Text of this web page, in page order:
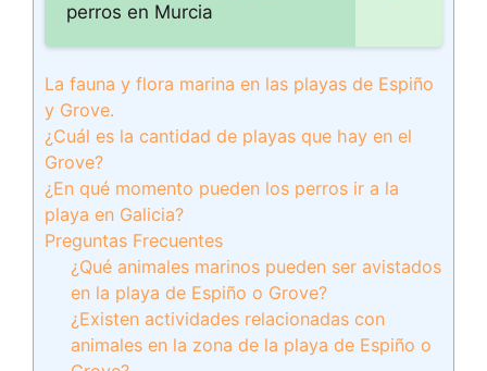
perros en Murcia
La fauna y flora marina en las playas de Espiño
y Grove.
¿Cuál es la cantidad de playas que hay en el
Grove?
¿En qué momento pueden los perros ir a la
playa en Galicia?
Preguntas Frecuentes
¿Qué animales marinos pueden ser avistados
en la playa de Espiño o Grove?
¿Existen actividades relacionadas con
animales en la zona de la playa de Espiño o